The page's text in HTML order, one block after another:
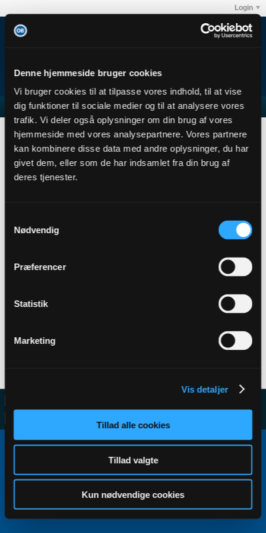
Denne hjemmeside bruger cookies
Vi bruger cookies til at tilpasse vores indhold, til at vise
dig funktioner til sociale medier og til at analysere vores
trafik. Vi deler også oplysninger om din brug af vores
hjemmeside med vores analysepartnere. Vores partnere
kan kombinere disse data med andre oplysninger, du har
givet dem, eller som de har indsamlet fra din brug af
deres tjenester.
Nødvendig
Præferencer
Statistik
Marketing
Vis detaljer
Tillad alle cookies
Tillad valgte
Kun nødvendige cookies
Login
TheStenum
User Profile
TheStenum
Junior Member
0
0
Copyright ©2000 - 2026, Jelsoft Enterprises Ltd.
All times are GMT+1. This page was generated at 06:25.